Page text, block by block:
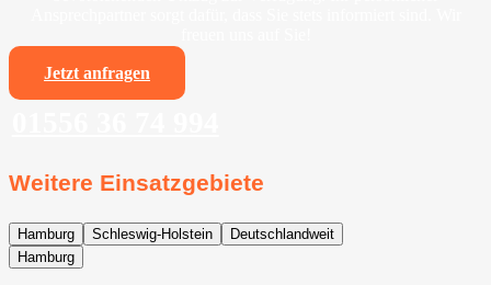
Jetzt anfragen
Weitere Einsatzgebiete
Hamburg Schleswig-Holstein
Deutschlandweit
Hamburg